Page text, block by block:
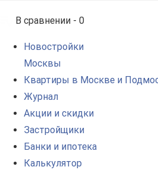
В сравнении - 0
Новостройки
Москвы
Квартиры в Москве и
Журнал
Акции и скидки
Застройщики
Банки и ипотека
Калькулятор